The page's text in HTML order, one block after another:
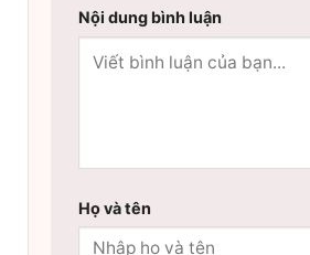
Nội dung bình luận
Họ và tên